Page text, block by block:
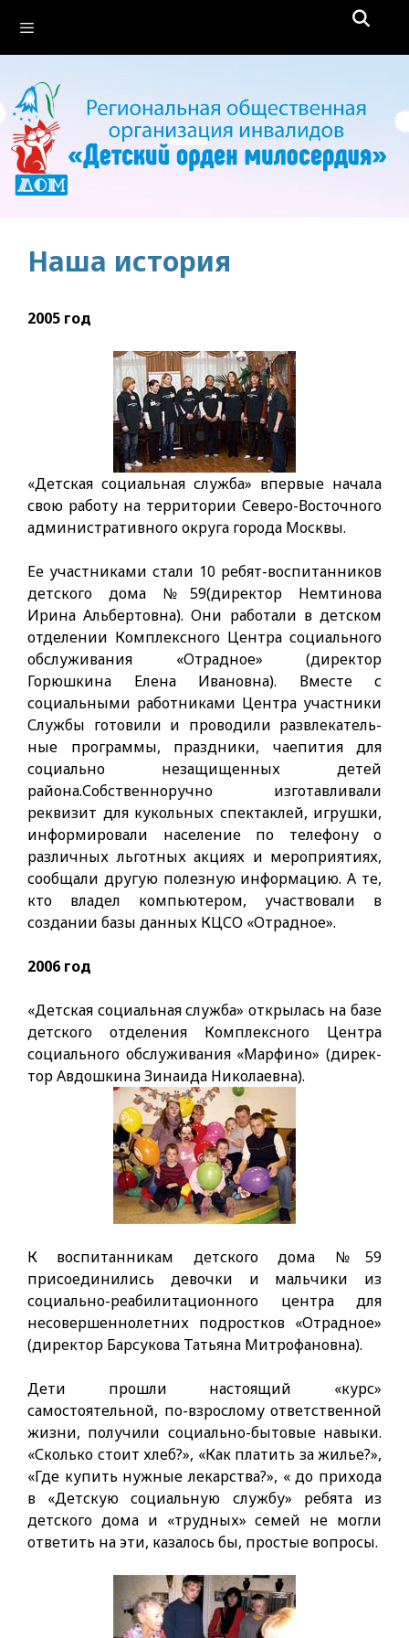
содержимому
Наша история
2005 год
«Детская социальная служба» впервые начала
свою работу на территории Северо-Восточного
ад­министративного округа города Москвы.
Ee участниками стали 10 ребят-воспитанников
детского дома №59(директор Немтинова
Ирина Альбертовна). Они работали в детском
отделении Комплексного Центра социального
обслуживания «Отрадное» (директор
Горюшкина Елена Ивановна). Вместе с
социальными работниками Центра участ­ники
Службы готовили и проводили развлекатель­
ные программы, праздники, чаепития для
социально незащищенных детей
района.Собственноручно изготавливали
реквизит для кукольных спектаклей, игрушки,
информировали население по телефону о
различных льготных акциях и мероприятиях,
сообщали другую полезную информацию. А те,
кто владел компьютером, участвовали в
создании базы данных КЦСО «Отрадное».
2006 год
«Детская социальная служба» открылась на базе
детского отделения Комплексного Центра
социального обслуживания «Марфино» (дирек­
тор Авдошкина Зинаида Николаевна).
К воспитанникам детского дома №59
присоединились девочки и маль­чики из
социально-реабилитационного центра для
несовершеннолетних подростков «Отрадное»
(директор Барсукова Татьяна Митрофановна).
Дети прошли настоящий «курс»
самостоятельной, по-взрослому от­ветственной
жизни, получили социально-бытовые навыки.
«Сколько стоит хлеб?», «Как платить за жилье?»,
«Где купить нужные лекарства?», « до прихода
в «Детскую социальную службу» ребята из
детского дома и «трудных» семей не могли
ответить на эти, казалось бы, простые вопросы.